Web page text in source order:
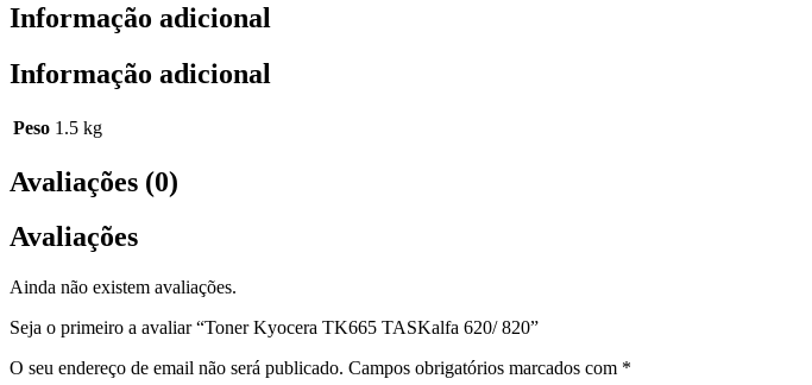
Informação adicional
Informação adicional
Peso 1.5 kg
Avaliações (0)
Avaliações
Ainda não existem avaliações.
Seja o primeiro a avaliar “Toner Kyocera TK665 TASKalfa 620/ 820”
O seu endereço de email não será publicado. Campos obrigatórios marcados com *